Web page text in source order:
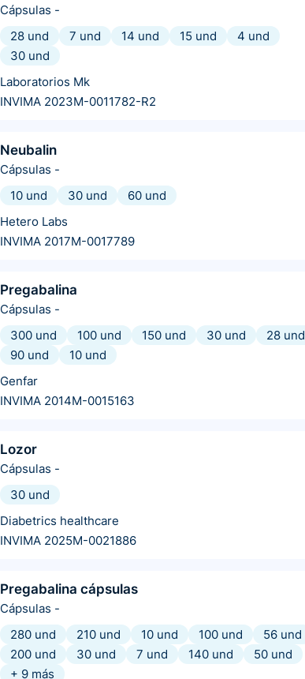
Cápsulas -
28 und
7 und 14 und 15 und
4 und
30 und
Laboratorios Mk
INVIMA 2023M-0011782-R2
Neubalin
Cápsulas -
10 und
30 und
60 und
Hetero Labs
INVIMA 2017M-0017789
Pregabalina
Cápsulas -
300 und
100 und 150 und 30 und
28 und
90 und
10 und
Genfar
INVIMA 2014M-0015163
Lozor
Cápsulas -
30 und
Diabetrics healthcare
INVIMA 2025M-0021886
Pregabalina cápsulas
Cápsulas -
280 und
210 und 10 und 100 und
56 und
200 und
30 und 7 und 140 und
50 und
+ 9 más